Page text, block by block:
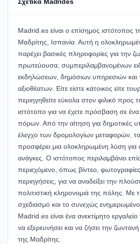
Σχετικά Madrides
Madrid.es είναι ο επίσημος ιστότοπος
Μαδρίτης, Ισπανία. Αυτή η
παρέχει βασικές πληροφορίες για την
πρωτεύουσα, συμπεριλαμβανομένων
εκδηλώσεων, δημόσιων υπηρεσιών και
αξιοθέατων. Είτε είστε κάτοικος είτε
περιηγηθείτε εύκολα στον φιλικό προς
ιστότοπο για να έχετε πρόσβαση σε
πόρων. Από την αίτηση για δημοτικές
έλεγχο των δρομολογίων μεταφορών,
προσφέρει μια ολοκληρωμένη λύση για
ανάγκες. Ο ιστότοπος περιλαμβάνει
περιεχόμενο, όπως βίντεο, φωτογραφίες
περιηγήσεις, για να αναδείξει την
πολιτιστική κληρονομιά της πόλης. Με
σχεδιασμό και το συνεχώς
Madrid.es είναι ένα ανεκτίμητο εργαλείο
να εξερευνήσει και να ζήσει την
της Μαδρίτης.